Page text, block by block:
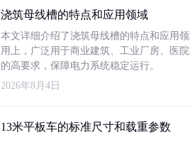
浇筑母线槽的特点和应用领域
本文详细介绍了浇筑母线槽的特点和应用
用上，广泛用于商业建筑、工业厂房、医
的高要求，保障电力系统稳定运行。
2026年8月4日
13米平板车的标准尺寸和载重参数